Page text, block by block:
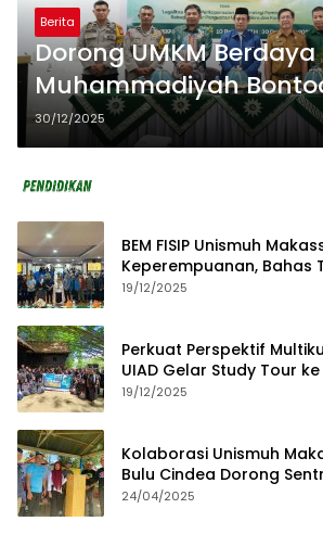
Berita
Dorong UMKM Berdaya
Muhammadiyah
Gelar Pelatihan
Koperasi
30/12/2025
BEM FISIP Unismuh
Keperempuanan, Bahas
dan Budaya Lokal
19/12/2025
Perkuat Perspektif
UIAD Gelar Study Tour
19/12/2025
Kolaborasi Unismuh
Bulu Cindea Dorong
24/04/2025